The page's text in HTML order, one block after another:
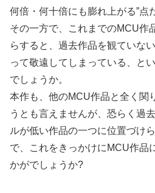
何倍・何十倍にも膨れ上がる”点
その一方で、これまでのMCU作
らすると、過去作品を観ていな
って敬遠してしまっている、と
でしょうか。
本作も、他のMCU作品と全く関
うとも言えませんが、恐らく過
ルが低い作品の一つに位置づけ
で、これをきっかけにMCU作品
かがでしょうか?